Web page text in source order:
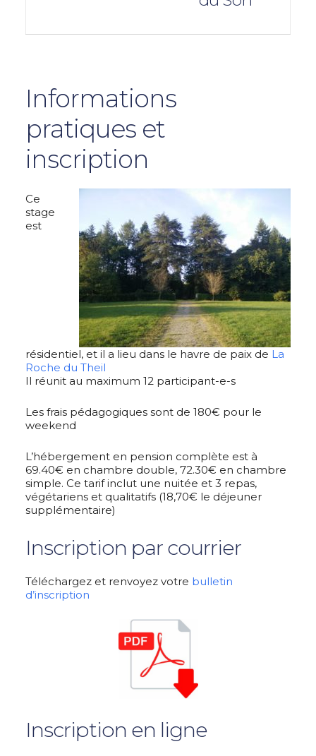
Informations
pratiques et
inscription
Ce
stage
est
résidentiel, et il a lieu dans le havre de paix de La
Roche du Theil
Il réunit au maximum 12 participant-e-s
Les frais pédagogiques sont de 180€ pour le
weekend
L’hébergement en pension complète est à
69.40€ en chambre double, 72.30€ en chambre
simple. Ce tarif inclut une nuitée et 3 repas,
végétariens et qualitatifs (18,70€ le déjeuner
supplémentaire)
Inscription par courrier
Téléchargez et renvoyez votre bulletin
d’inscription
Inscription en ligne